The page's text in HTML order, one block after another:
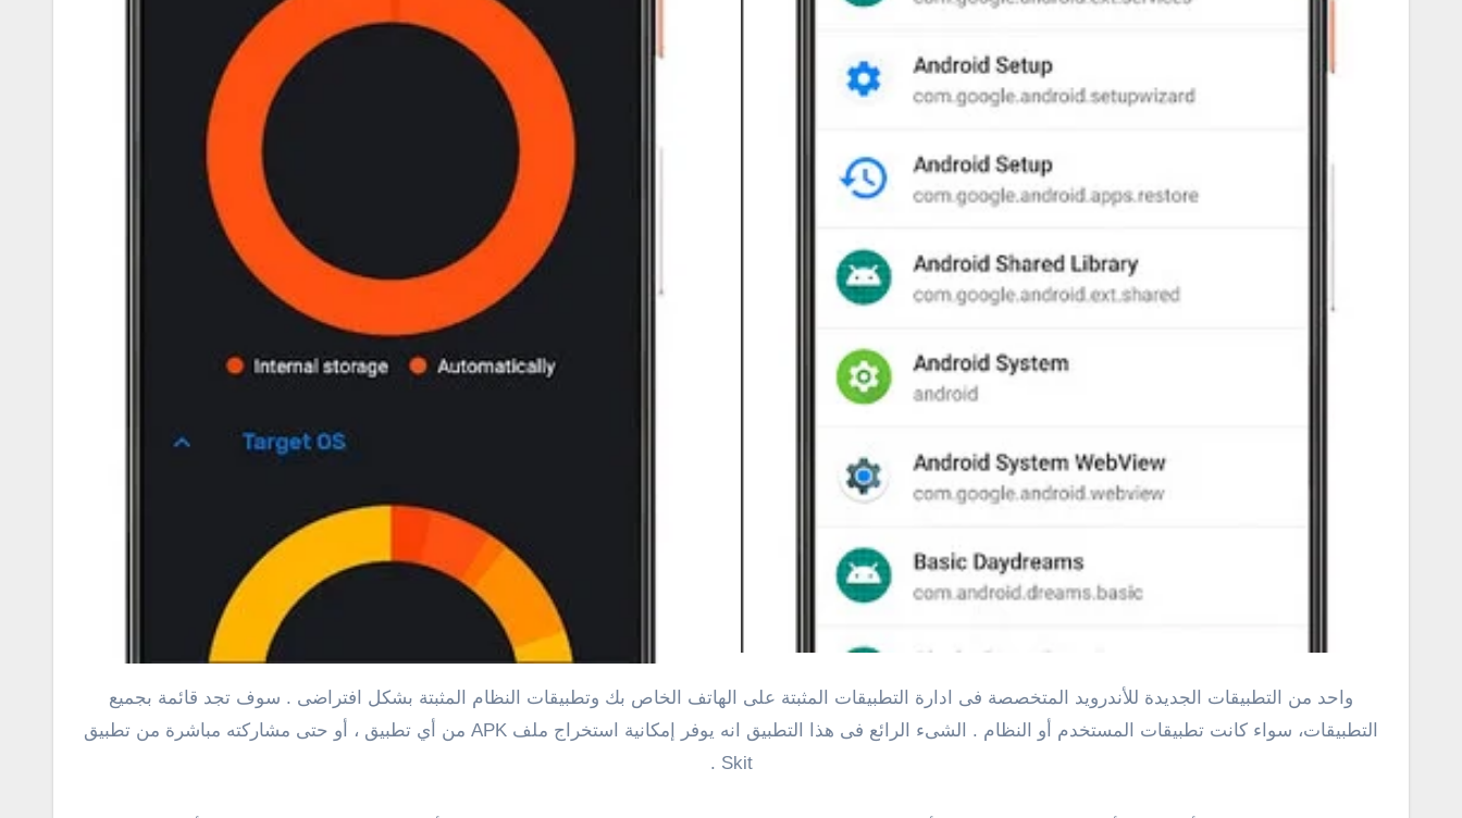
واحد من التطبيقات الجديدة للأندرويد المتخصصة فى ادارة التطبيقات المثبتة على الهاتف الخاص بك وتطبيقات النظام المثبتة بشكل افتراضى . سوف تجد قائمة بجميع
التطبيقات، سواء كانت تطبيقات المستخدم أو النظام . الشىء الرائع فى هذا التطبيق انه يوفر إمكانية استخراج ملف APK من أي تطبيق ، أو حتى مشاركته مباشرة من تطبيق
Skit .